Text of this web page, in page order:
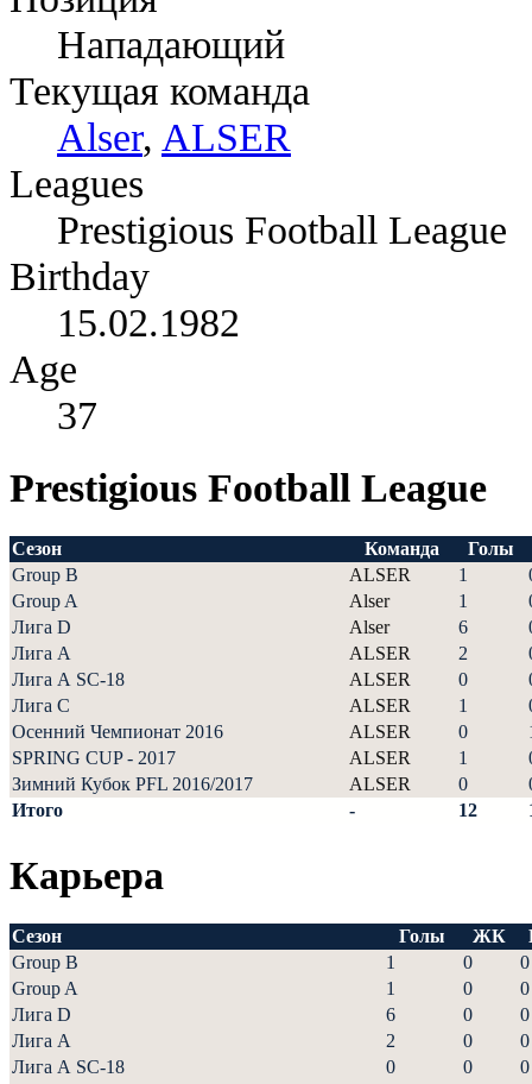
Нападающий
Текущая команда
Alser, ALSER
Leagues
Prestigious Football League
Birthday
15.02.1982
Age
37
Prestigious Football League
Сезон Команда
Голы
Group B
ALSER 1
Group A
Alser 1
Лига D
Alser 6
Лига А
ALSER 2
Лига А SC-18
ALSER 0
Лига С
ALSER 1
Осенний Чемпионат 2016
ALSER 0
SPRING CUP - 2017
ALSER 1
Зимний Кубок PFL 2016/2017
ALSER 0
Итого
- 12
Карьера
Сезон Голы ЖК
Group B
1 0
0
Group A
1 0
0
Лига D
6 0
0
Лига А
2 0
0
Лига А SC-18
0 0
0